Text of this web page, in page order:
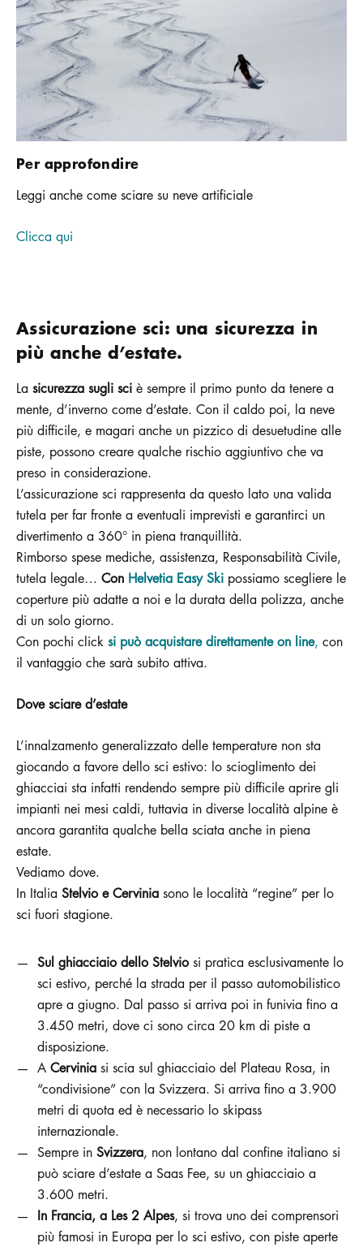
Per approfondire
Leggi anche come sciare su neve artificiale
Clicca qui
Assicurazione sci: una sicurezza in
più anche d’estate.
La sicurezza sugli sci è sempre il primo punto da tenere a
mente, d’inverno come d’estate. Con il caldo poi, la neve
più difficile, e magari anche un pizzico di desuetudine alle
piste, possono creare qualche rischio aggiuntivo che va
preso in considerazione.
L’assicurazione sci rappresenta da questo lato una valida
tutela per far fronte a eventuali imprevisti e garantirci un
divertimento a 360° in piena tranquillità.
Rimborso spese mediche, assistenza, Responsabilità Civile,
tutela legale… Con Helvetia Easy Ski possiamo scegliere le
coperture più adatte a noi e la durata della polizza, anche
di un solo giorno.
Con pochi click si può acquistare direttamente on line, con
il vantaggio che sarà subito attiva.
Dove sciare d’estate
L’innalzamento generalizzato delle temperature non sta
giocando a favore dello sci estivo: lo scioglimento dei
ghiacciai sta infatti rendendo sempre più difficile aprire gli
impianti nei mesi caldi, tuttavia in diverse località alpine è
ancora garantita qualche bella sciata anche in piena
estate.
Vediamo dove.
In Italia Stelvio e Cervinia sono le località “regine” per lo
sci fuori stagione.
Sul ghiacciaio dello Stelvio si pratica esclusivamente lo
sci estivo, perché la strada per il passo automobilistico
apre a giugno. Dal passo si arriva poi in funivia fino a
3.450 metri, dove ci sono circa 20 km di piste a
disposizione.
A Cervinia si scia sul ghiacciaio del Plateau Rosa, in
“condivisione” con la Svizzera. Si arriva fino a 3.900
metri di quota ed è necessario lo skipass
internazionale.
Sempre in Svizzera, non lontano dal confine italiano si
può sciare d’estate a Saas Fee, su un ghiacciaio a
3.600 metri.
In Francia, a Les 2 Alpes, si trova uno dei comprensori
più famosi in Europa per lo sci estivo, con piste aperte